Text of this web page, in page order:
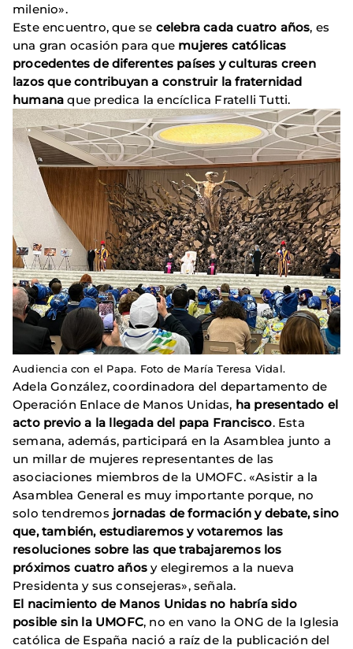
milenio».
Este encuentro, que se celebra cada cuatro años, es
una gran ocasión para que mujeres católicas
procedentes de diferentes países y culturas creen
lazos que contribuyan a construir la fraternidad
humana que predica la encíclica Fratelli Tutti.
Audiencia con el Papa. Foto de María Teresa Vidal.
Adela González, coordinadora del departamento de
Operación Enlace de Manos Unidas, ha presentado el
acto previo a la llegada del papa Francisco. Esta
semana, además, participará en la Asamblea junto a
un millar de mujeres representantes de las
asociaciones miembros de la UMOFC. «Asistir a la
Asamblea General es muy importante porque, no
solo tendremos jornadas de formación y debate, sino
que, también, estudiaremos y votaremos las
resoluciones sobre las que trabajaremos los
próximos cuatro añosy elegiremos a la nueva
Presidenta y sus consejeras», señala.
El nacimiento de Manos Unidas no habría sido
posible sin la UMOFC, no en vano la ONG de la Iglesia
católica de España nació a raíz de la publicación del